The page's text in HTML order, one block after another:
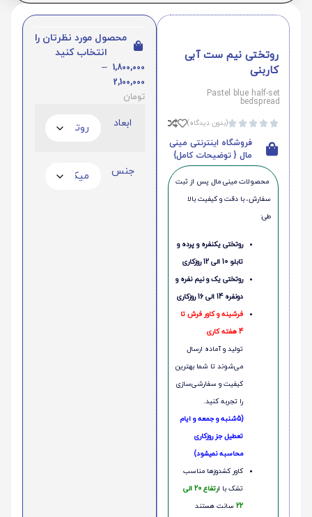
روتختی نیم ست آبی
کاربنی
Pastel blue half-set
bedspread




(بدون دیدگاه)
فروشگاه اینترنتی مینی
مال { توضیحات کامل}
محصولات مینی‌ مال پس از ثبت
سفارش، با دقت و کیفیت بالا
طی:
روتختی یکنفره و پرده و
تابلو 10 الی 12 روزکاری
روتختی یک و نیم نفره و
دونفره 14 الی 16 روزکاری
فرشینه و کاور فرش تا
4 هفته کاری
تولید و آماده ارسال
می‌شوند تا شما بهترین
کیفیت و سفارشی‌سازی
را تجربه کنید.
(5شنبه و جمعه و ایام
تعطیل جز روزکاری
محاسبه نمیشود)
کاور کشدوزها مناسب
تشک با ا
رتفاع 20 الی
22 سانت هستند
محصول مورد نظرتان را
انتخاب کنید
1,800,000
–
2,100,000
تومان
ابعاد
جنس